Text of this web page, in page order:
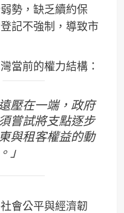
勢，缺乏續約保
記不強制，導致市
當前的權力結構：
壓在一端，政府
嘗試將支點逐步
與租客權益的動
」
會公平與經濟韌